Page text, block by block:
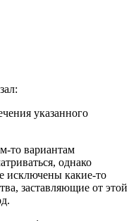
указанного
то вариантам
однако
исключены какие-то
заставляющие от этой